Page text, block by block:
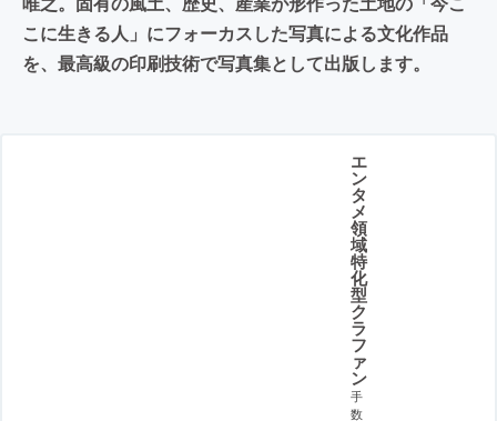
こに生きる人」にフォーカスした写真による文化作品
を、最高級の印刷技術で写真集として出版します。
エ
ン
タ
メ
領
域
特
化
型
ク
ラ
フ
ァ
ン
手
数